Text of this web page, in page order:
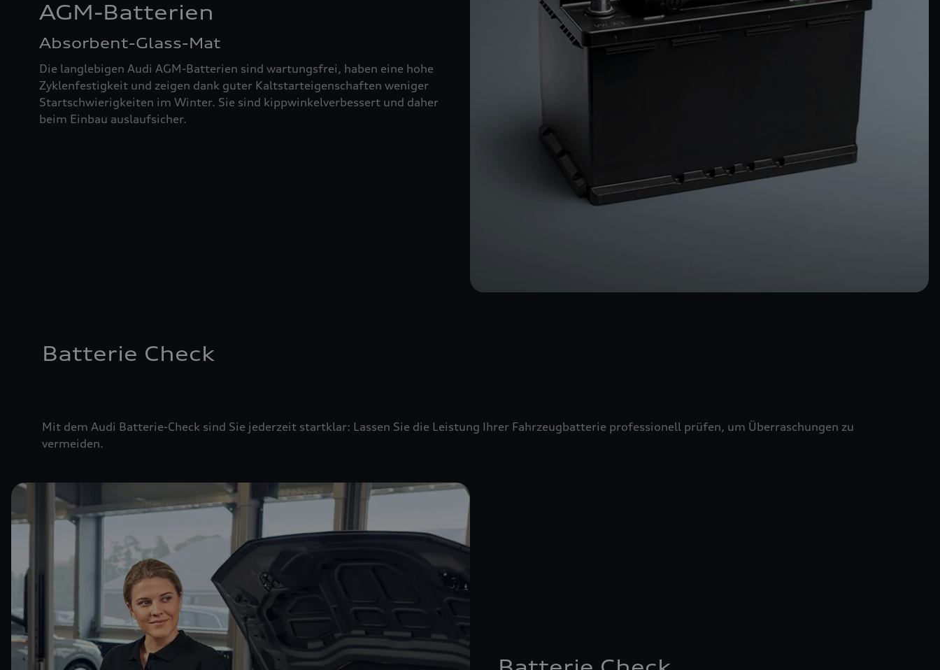
AGM-Batterien
Absorbent-Glass-Mat
Die langlebigen Audi AGM-Batterien sind wartungsfrei, haben eine hohe
Zyklenfestigkeit und zeigen dank guter Kaltstarteigenschaften weniger
Startschwierigkeiten im Winter. Sie sind kippwinkelverbessert und daher
beim Einbau auslaufsicher.
Batterie Check
Mit dem Audi Batterie-Check sind Sie jederzeit startklar: Lassen Sie die Leistung Ihrer Fahrzeugbatterie professionell prüfen, um Überraschungen zu
vermeiden.